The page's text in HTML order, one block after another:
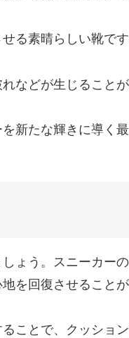
る素晴らしい靴です
などが生じることが
新たな輝きに導く最
ょう。スニーカー
を回復させることが
ことで、クッショ